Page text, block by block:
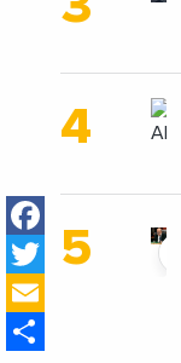
Twitter